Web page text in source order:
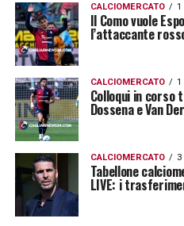
Mancosu deve
flessori della coscia
LA PLAYLIST DELLE
CALCIOMERCATO 1
Il Como vuole
l’attaccante
CALCIOMERCATO 1
Colloqui in corso
Dossena e Van
CALCIOMERCATO 3
Tabellone
LIVE: i